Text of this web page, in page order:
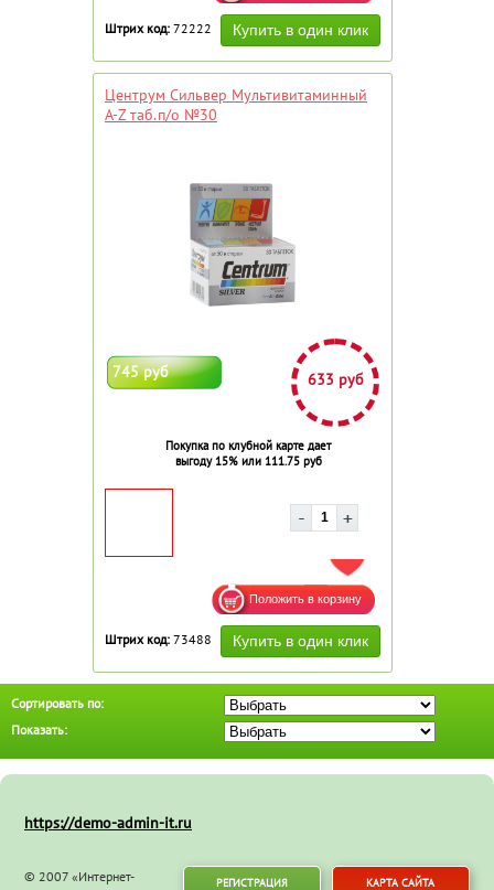
Штрих код: 72222
Центрум Сильвер Мультивитаминный
A-Z таб.п/о №30
745 руб 633 руб
Покупка по клубной карте дает
выгоду 15% или 111.75 руб
ДОБАВИТЬ В ИЗБРАННОЕ
Штрих код: 73488
Сортировать по:
Показать:
https://demo-admin-it.ru
© 2007 «Интернет-
РЕГИСТРАЦИЯ КАРТА САЙТА